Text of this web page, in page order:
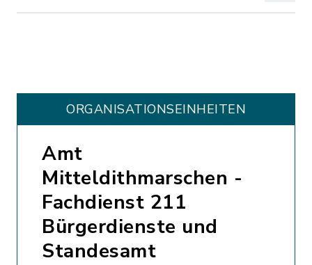
ORGANISATIONS­EINHEITEN
Amt
Mitteldithmarschen -
Fachdienst 211
Bürgerdienste und
Standesamt